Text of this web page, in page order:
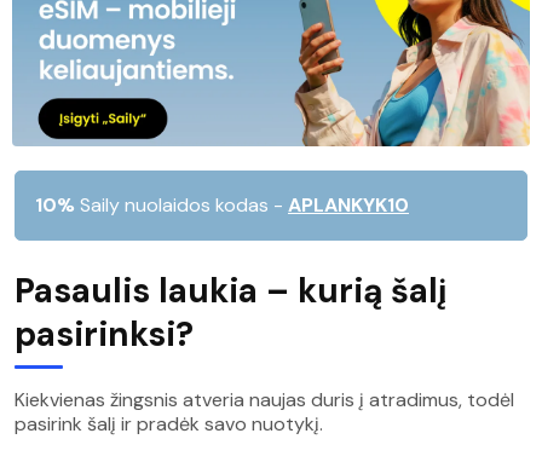
10% Saily nuolaidos kodas - APLANKYK10
Pasaulis laukia – kurią šalį
pasirinksi?
Kiekvienas žingsnis atveria naujas duris į atradimus, todėl
pasirink šalį ir pradėk savo nuotykį.